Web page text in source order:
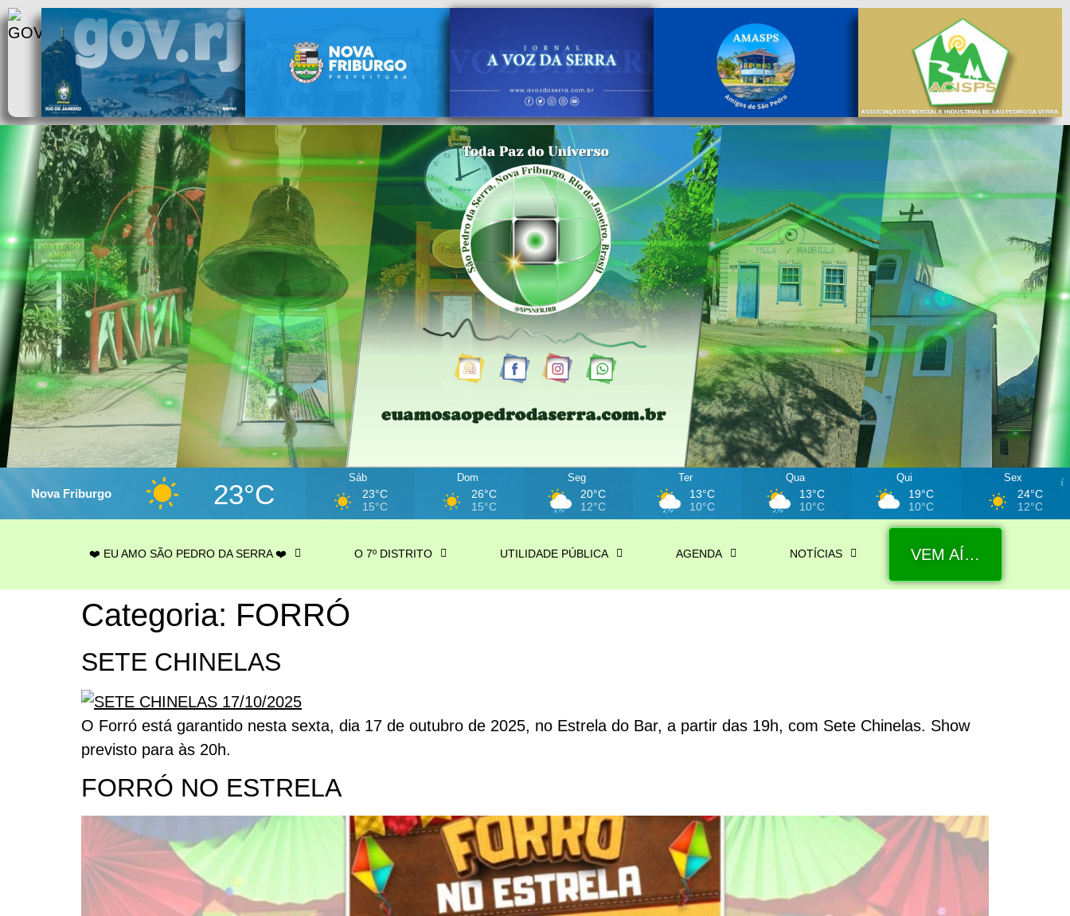
Nova Friburgo 23°C
Sáb
23°C
15°C
Dom
26°C
15°C
Seg
20°C
12°C
Ter
13°C
10°C
Qua
13°C
10°C
Qui
19°C
10°C
Sex
24°C
12°C
❤️ EU AMO SÃO PEDRO DA SERRA ❤️ O 7º DISTRITO UTILIDADE PÚBLICA AGENDA NOTÍCIAS VEM AÍ…
Categoria: FORRÓ
SETE CHINELAS
O Forró está garantido nesta sexta, dia 17 de outubro de 2025, no Estrela do Bar, a partir das 19h, com Sete Chinelas. Show
previsto para às 20h.
FORRÓ NO ESTRELA